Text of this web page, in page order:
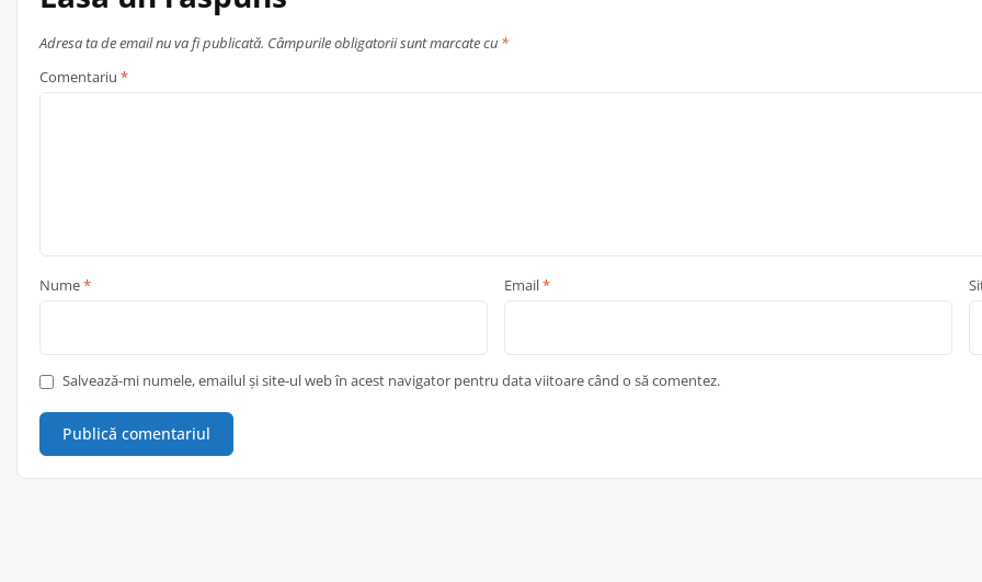
Adresa ta de email nu va fi publicată. Câmpurile obligatorii sunt marcate cu *
Comentariu *
Nume* Email*
Salvează-mi numele, emailul și site-ul web în acest navigator pentru data viitoare când o să comentez.